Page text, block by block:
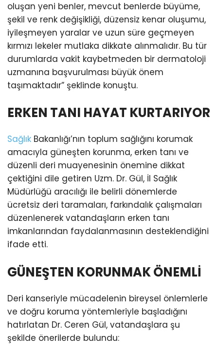
oluşan yeni benler, mevcut benlerde büyüme,
şekil ve renk değişikliği, düzensiz kenar oluşumu,
iyileşmeyen yaralar ve uzun süre geçmeyen
kırmızı lekeler mutlaka dikkate alınmalıdır. Bu tür
durumlarda vakit kaybetmeden bir dermatoloji
uzmanına başvurulması büyük önem
taşımaktadır” şeklinde konuştu.
ERKEN TANI HAYAT KURTARIYOR
Sağlık Bakanlığı’nın toplum sağlığını korumak
amacıyla güneşten korunma, erken tanı ve
düzenli deri muayenesinin önemine dikkat
çektiğini dile getiren Uzm. Dr. Gül, İl Sağlık
Müdürlüğü aracılığı ile belirli dönemlerde
ücretsiz deri taramaları, farkındalık çalışmaları
düzenlenerek vatandaşların erken tanı
imkanlarından faydalanmasının desteklendiğini
ifade etti.
GÜNEŞTEN KORUNMAK ÖNEMLİ
Deri kanseriyle mücadelenin bireysel önlemlerle
ve doğru koruma yöntemleriyle başladığını
hatırlatan Dr. Ceren Gül, vatandaşlara şu
şekilde önerilerde bulundu: